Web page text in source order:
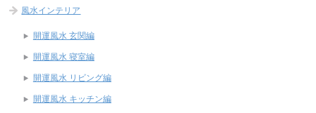
風水インテリア
開運風水 玄関編
開運風水 寝室編
開運風水 リビング編
開運風水 キッチン編